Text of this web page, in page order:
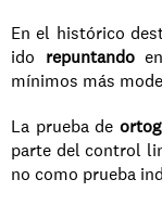
En el histórico
ido repuntando en
mínimos más
La prueba de
parte del control
no como prueba